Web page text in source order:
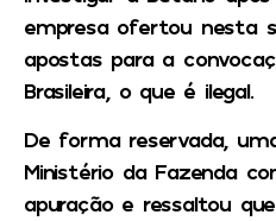
empresa ofertou nesta
apostas para a
Brasileira, o que é ilegal.
De forma reservada,
Ministério da Fazenda
apuração e ressaltou